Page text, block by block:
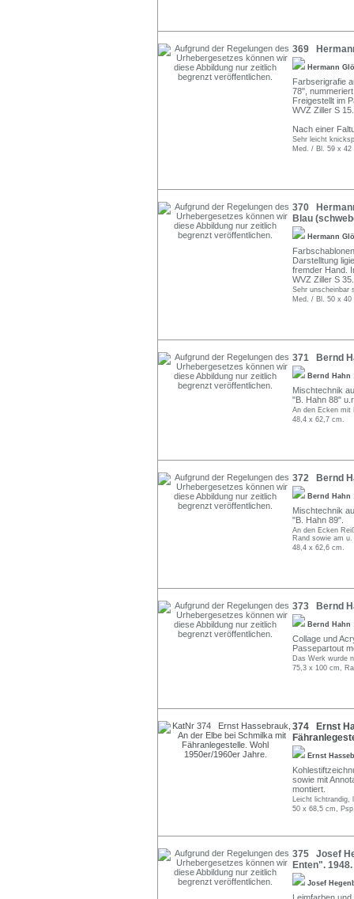
369
Hermann
Farbserigrafie
78",
Freigestellt im
WVZ Ziller S 15.
Nach einer
Sehr leicht
Med. / Bl. 59 x
370
Blau
Hermann
Darstelltung
fremder Hand.
WVZ Ziller S 35.
Sehr unscheinbar
Med. / Bl. 50 x
371 Bernd
Bernd Hahn
Mischtechnik
"B. Hahn 88"
An den Ecken mit
48,4 x 62,7 cm.
372 Bernd
Bernd Hahn
Mischtechnik
"B. Hahn 89".
An den Ecken
Rand sowie am
48,4 x 62,6 cm.
373 Bernd
Bernd Hahn
Collage und
Passepartout
Das Werk wurde
75,3 x 100 cm,
374 Ernst
Ernst
sowie mit
montiert.
Leicht lichtrandig,
50 x 68,5 cm,
375 Josef
Enten". 1948.
Josef